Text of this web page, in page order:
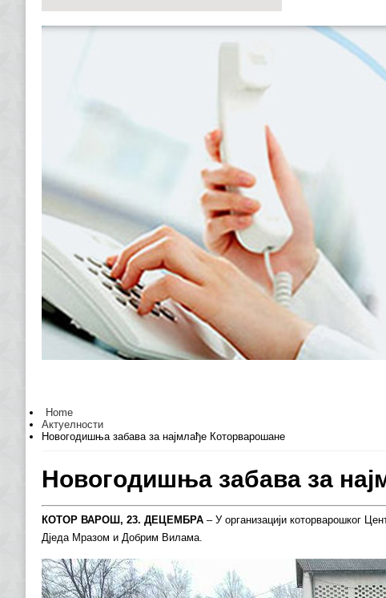
Home
Актуелности
Новогодишња забава за најмлађе Которварошане
Новогодишња забава за
КОТОР ВАРОШ, 23. ДЕЦЕМБРА – У организацији которварошког
Дједа Мразом и Добрим Вилама.